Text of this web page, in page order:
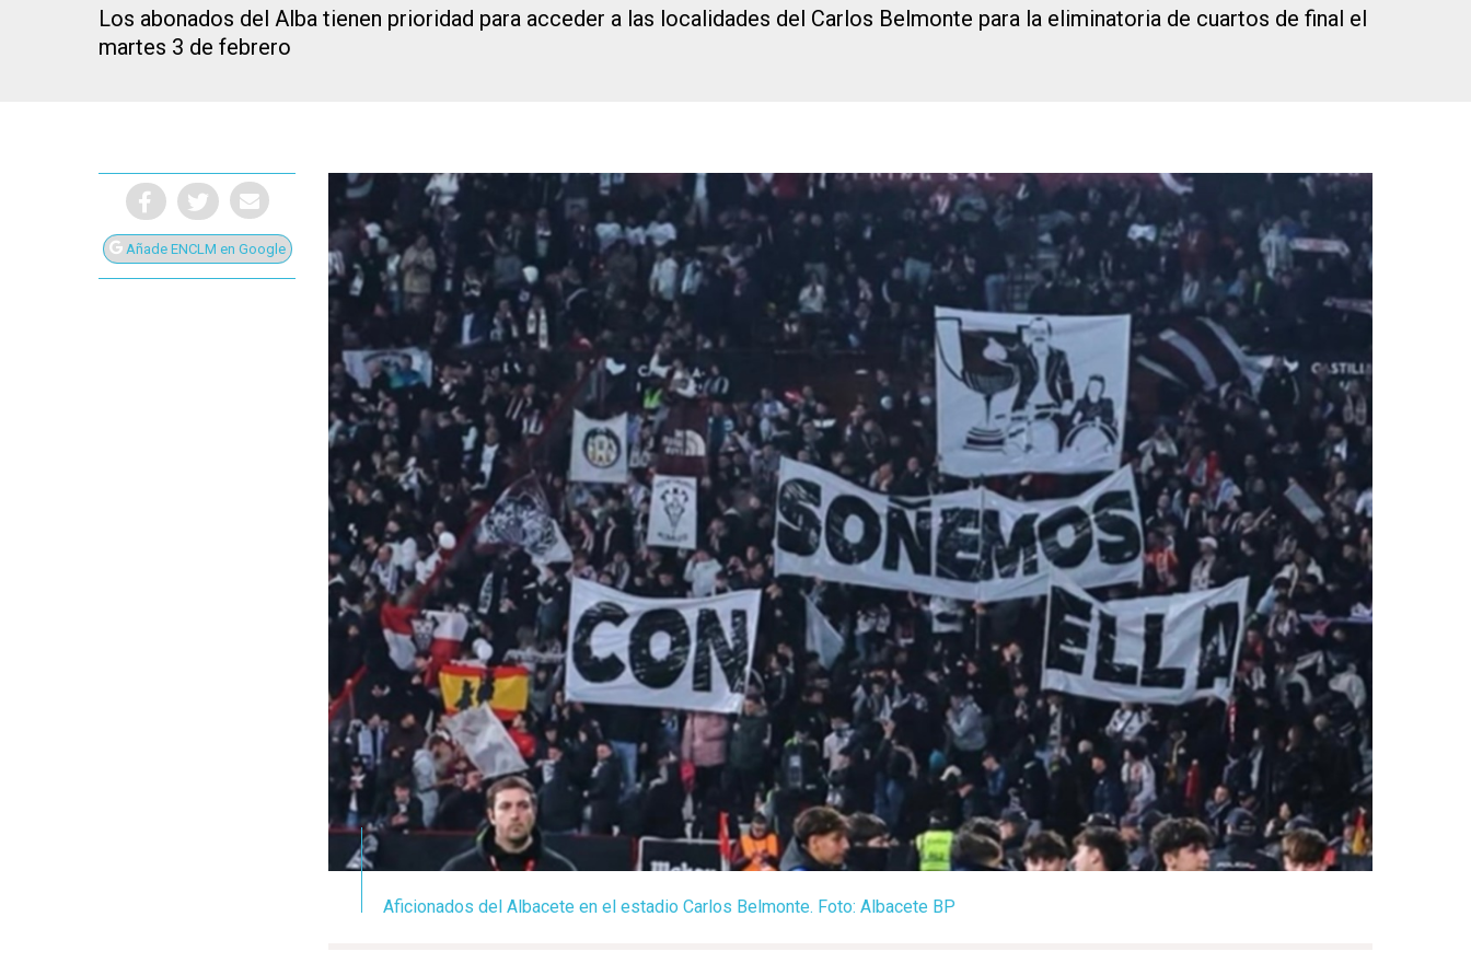
Presiona Intro para buscar o ESC para cerrar
Los abonados del Alba tienen prioridad para acceder a las localidades del Carlos Belmonte para la eliminatoria de cuartos de final el
martes 3 de febrero
Añade ENCLM en Google
Aficionados del Albacete en el estadio Carlos Belmonte. Foto: Albacete BP